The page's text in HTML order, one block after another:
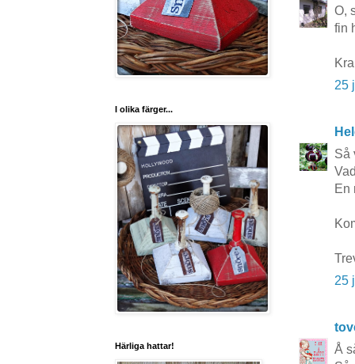
O,
fin
25
Så
En
25
Å
I olika färger...
Härliga hattar!